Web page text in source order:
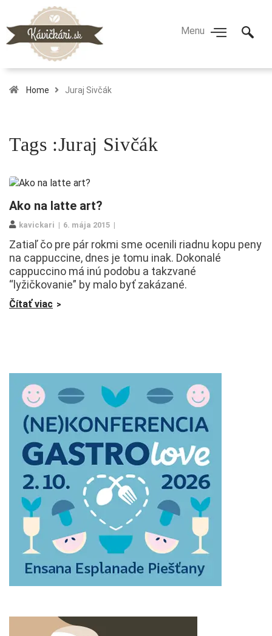
Home Juraj Sivčák
Tags :Juraj Sivčák
Ako na latte art?
kavickari 6. mája 2015
Zatiaľ čo pre pár rokmi sme ocenili riadnu kopu peny
na cappuccine, dnes je tomu inak. Dokonalé
cappuccino má inú podobu a takzvané
“lyžičkovanie” by malo byť zakázané.
Čítať viac